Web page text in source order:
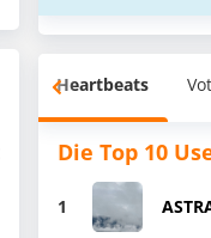
Heartbeats
Die Top 10
1